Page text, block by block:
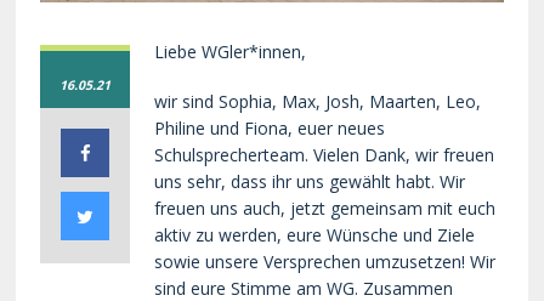
16.05.21
Liebe WGler*innen,
wir sind Sophia, Max, Josh, Maarten, Leo,
Philine und Fiona, euer neues
Schulsprecherteam. Vielen Dank, wir freuen
uns sehr, dass ihr uns gewählt habt. Wir
freuen uns auch, jetzt gemeinsam mit euch
aktiv zu werden, eure Wünsche und Ziele
sowie unsere Versprechen umzusetzen! Wir
sind eure Stimme am WG. Zusammen